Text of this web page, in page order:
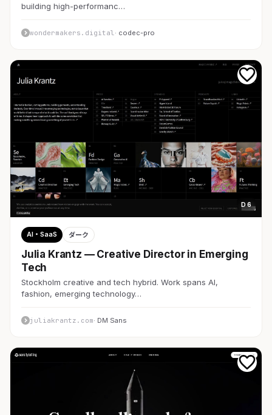
building high-performanc…
wondermakers.digital · codec-pro
D 6
AI・SaaS ダーク
Julia Krantz — Creative Director in Emerging
Tech
Stockholm creative and tech hybrid. Work spans AI,
fashion, emerging technology…
juliakrantz.com· DM Sans